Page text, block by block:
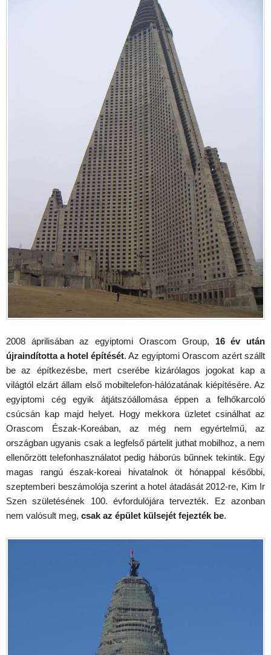
2008 áprilisában az egyiptomi Orascom Group, 16 év után
újraindította a hotel építését. Az egyiptomi Orascom azért szállt
be az építkezésbe, mert cserébe kizárólagos jogokat kap a
világtól elzárt állam első mobiltelefon-hálózatának kiépítésére. Az
egyiptomi cég egyik átjátszóállomása éppen a felhőkarcoló
csúcsán kap majd helyet. Hogy mekkora üzletet csinálhat az
Orascom Észak-Koreában, az még nem egyértelmű, az
országban ugyanis csak a legfelső pártelit juthat mobilhoz, a nem
ellenőrzött telefonhasználatot pedig háborús bűnnek tekintik. Egy
magas rangú észak-koreai hivatalnok öt hónappal későbbi,
szeptemberi beszámolója szerint a hotel átadását 2012-re, Kim Ir
Szen születésének 100. évfordulójára tervezték. Ez azonban
nem valósult meg, csak az épület külsejét fejezték be.